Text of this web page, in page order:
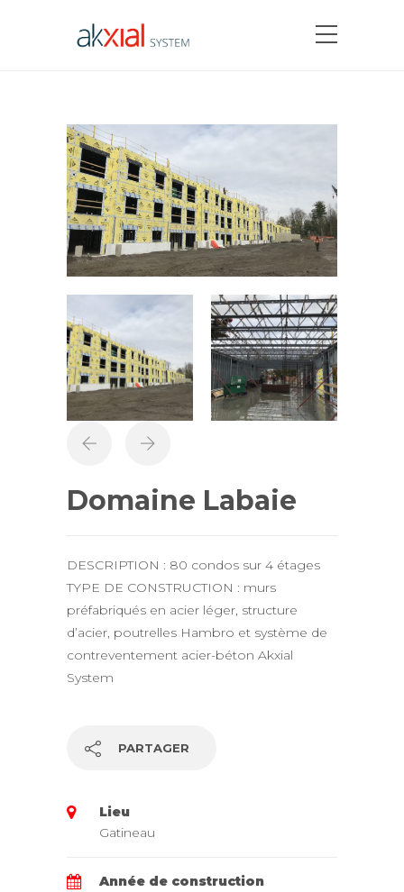
Domaine Labaie
DESCRIPTION : 80 condos sur 4 étages
TYPE DE CONSTRUCTION : murs
préfabriqués en acier léger, structure
d’acier, poutrelles Hambro et système de
contreventement acier-béton Akxial
System
PARTAGER
Lieu
Gatineau
Année de construction